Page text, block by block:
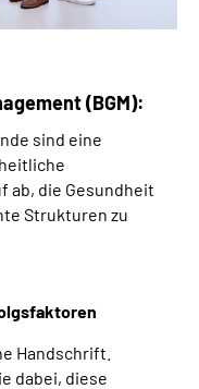
(BGM):
sind eine
ab, die Gesundheit
Strukturen zu
Handschrift.
dabei, diese